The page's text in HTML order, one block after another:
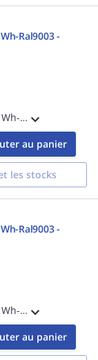
Ral9003 -
Try Track 23 S/Ew 840 Wh-Ral9003
au panier
les stocks
Ral9003 -
Try Track 50 S/Ew 840 Wh-Ral9003
au panier